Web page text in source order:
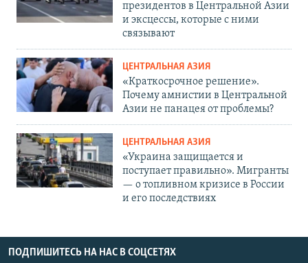
президентов в Центральной Азии
и эксцессы, которые с ними
связывают
ЦЕНТРАЛЬНАЯ АЗИЯ
«Краткосрочное решение».
Почему амнистии в Центральной
Азии не панацея от проблемы?
ЦЕНТРАЛЬНАЯ АЗИЯ
«Украина защищается и
поступает правильно». Мигранты
— о топливном кризисе в России
и его последствиях
ПОДПИШИТЕСЬ НА НАС В СОЦСЕТЯХ